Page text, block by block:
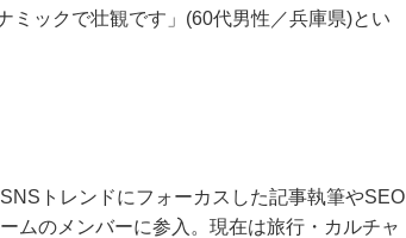
ミックで壮観です」(60代男性／兵庫県)とい
トレンドにフォーカスした記事執筆やSEO
ムのメンバーに参入。現在は旅行・カルチャ